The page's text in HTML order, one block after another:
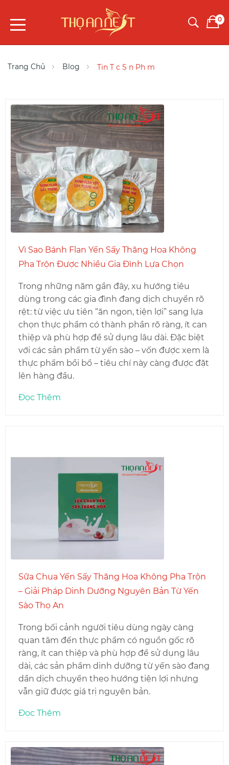
0
Trang Chủ Blog Tin T c S n Ph m
Vì Sao Bánh Flan Yến Sấy Thăng Hoa Không
Pha Trộn Được Nhiều Gia Đình Lựa Chọn
Trong những năm gần đây, xu hướng tiêu
dùng trong các gia đình đang dịch chuyển rõ
rệt: từ việc ưu tiên “ăn ngon, tiện lợi” sang lựa
chọn thực phẩm có thành phần rõ ràng, ít can
thiệp và phù hợp để sử dụng lâu dài. Đặc biệt
với các sản phẩm từ yến sào – vốn được xem là
thực phẩm bồi bổ – tiêu chí này càng được đặt
lên hàng đầu.
Đọc Thêm
Sữa Chua Yến Sấy Thăng Hoa Không Pha Trộn
– Giải Pháp Dinh Dưỡng Nguyên Bản Từ Yến
Sào Thọ An
Trong bối cảnh người tiêu dùng ngày càng
quan tâm đến thực phẩm có nguồn gốc rõ
ràng, ít can thiệp và phù hợp để sử dụng lâu
dài, các sản phẩm dinh dưỡng từ yến sào đang
dần dịch chuyển theo hướng tiện lợi nhưng
vẫn giữ được giá trị nguyên bản.
Đọc Thêm